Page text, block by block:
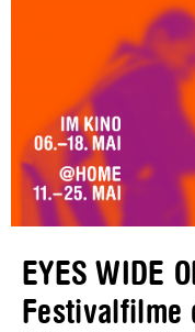
EYES WIDE
Festivalfilme